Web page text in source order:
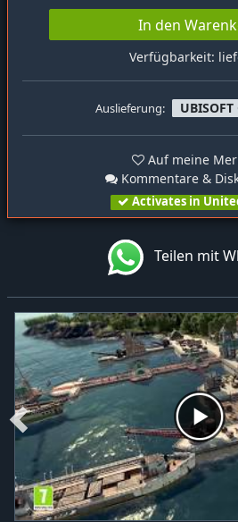
In den
Verfügbarkeit:
Auslieferung: UBISOFT
Auf meine
Kommentare &
Activates in
Teilen mit